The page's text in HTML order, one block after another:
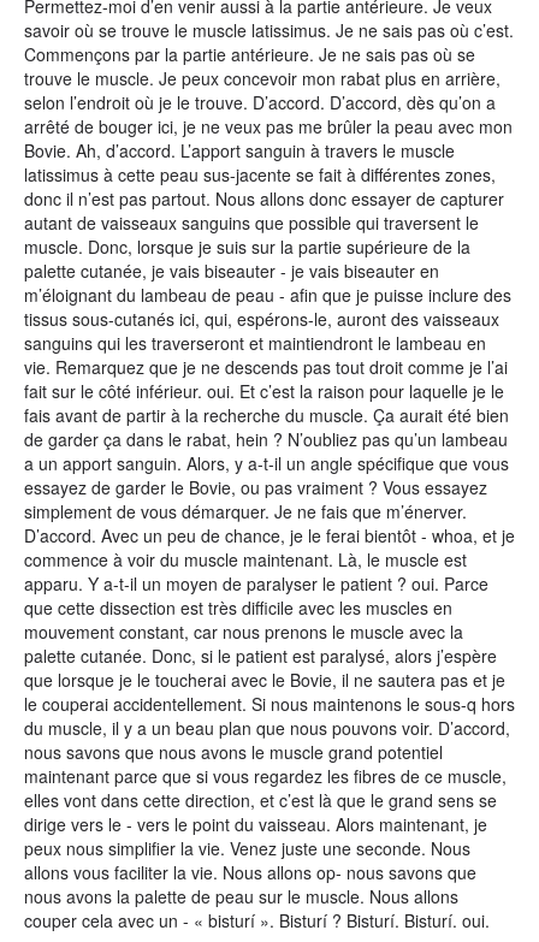
Permettez-moi d’en venir aussi à la partie antérieure. Je veux
savoir où se trouve le muscle latissimus. Je ne sais pas où c’est.
Commençons par la partie antérieure. Je ne sais pas où se
trouve le muscle. Je peux concevoir mon rabat plus en arrière,
selon l’endroit où je le trouve. D’accord. D’accord, dès qu’on a
arrêté de bouger ici, je ne veux pas me brûler la peau avec mon
Bovie. Ah, d’accord. L’apport sanguin à travers le muscle
latissimus à cette peau sus-jacente se fait à différentes zones,
donc il n’est pas partout. Nous allons donc essayer de capturer
autant de vaisseaux sanguins que possible qui traversent le
muscle. Donc, lorsque je suis sur la partie supérieure de la
palette cutanée, je vais biseauter - je vais biseauter en
m’éloignant du lambeau de peau - afin que je puisse inclure des
tissus sous-cutanés ici, qui, espérons-le, auront des vaisseaux
sanguins qui les traverseront et maintiendront le lambeau en
vie. Remarquez que je ne descends pas tout droit comme je l’ai
fait sur le côté inférieur. oui. Et c’est la raison pour laquelle je le
fais avant de partir à la recherche du muscle. Ça aurait été bien
de garder ça dans le rabat, hein ? N’oubliez pas qu’un lambeau
a un apport sanguin. Alors, y a-t-il un angle spécifique que vous
essayez de garder le Bovie, ou pas vraiment ? Vous essayez
simplement de vous démarquer. Je ne fais que m’énerver.
D’accord. Avec un peu de chance, je le ferai bientôt - whoa, et je
commence à voir du muscle maintenant. Là, le muscle est
apparu. Y a-t-il un moyen de paralyser le patient ? oui. Parce
que cette dissection est très difficile avec les muscles en
mouvement constant, car nous prenons le muscle avec la
palette cutanée. Donc, si le patient est paralysé, alors j’espère
que lorsque je le toucherai avec le Bovie, il ne sautera pas et je
le couperai accidentellement. Si nous maintenons le sous-q hors
du muscle, il y a un beau plan que nous pouvons voir. D’accord,
nous savons que nous avons le muscle grand potentiel
maintenant parce que si vous regardez les fibres de ce muscle,
elles vont dans cette direction, et c’est là que le grand sens se
dirige vers le - vers le point du vaisseau. Alors maintenant, je
peux nous simplifier la vie. Venez juste une seconde. Nous
allons vous faciliter la vie. Nous allons op- nous savons que
nous avons la palette de peau sur le muscle. Nous allons
couper cela avec un - « bisturí ». Bisturí ? Bisturí. Bisturí. oui.